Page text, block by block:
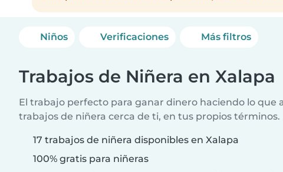
Niños Verificaciones Más filtros
Trabajos de Niñera en Xalapa
El trabajo perfecto para ganar dinero haciendo lo que
trabajos de niñera cerca de ti, en tus propios términos.
17 trabajos de niñera disponibles en Xalapa
100% gratis para niñeras